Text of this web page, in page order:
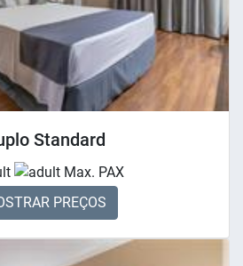
Standard
Max. PAX
PREÇOS